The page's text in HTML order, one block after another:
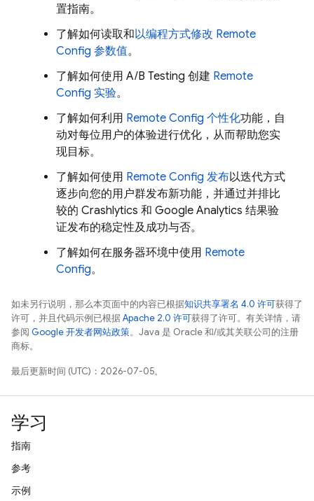
置指南。
了解如何读取和以编程方式修改 Remote
Config 参数值。
了解如何使用 A/B Testing 创建 Remote
Config 实验。
了解如何利用 Remote Config 个性化功能，自
动对每位用户的体验进行优化，从而帮助您实
现目标。
了解如何使用 Remote Config 发布以迭代方式
逐步向您的用户群发布新功能，并通过并排比
较的 Crashlytics 和 Google Analytics 结果验
证发布的稳定性及成功与否。
了解如何在服务器环境中使用 Remote
Config。
如未另行说明，那么本页面中的内容已根据知识共享署名 4.0 许可获得了
许可，并且代码示例已根据Apache 2.0 许可获得了许可。有关详情，请
参阅 Google 开发者网站政策。Java 是 Oracle 和/或其关联公司的注册
商标。
最后更新时间 (UTC)：2026-07-05。
学习
指南
参考
示例